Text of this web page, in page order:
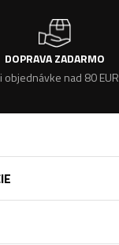
DOPRAVA ZADARMO
objednávke nad 80 EUR